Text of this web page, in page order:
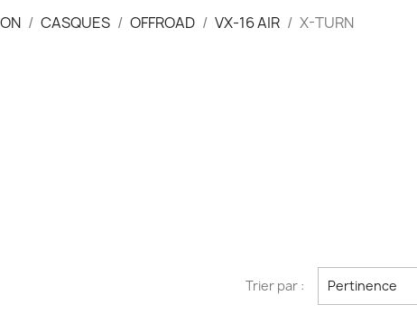
CASQUES OFFROAD VX-16 AIR X-TURN
Trier par : Pertinence